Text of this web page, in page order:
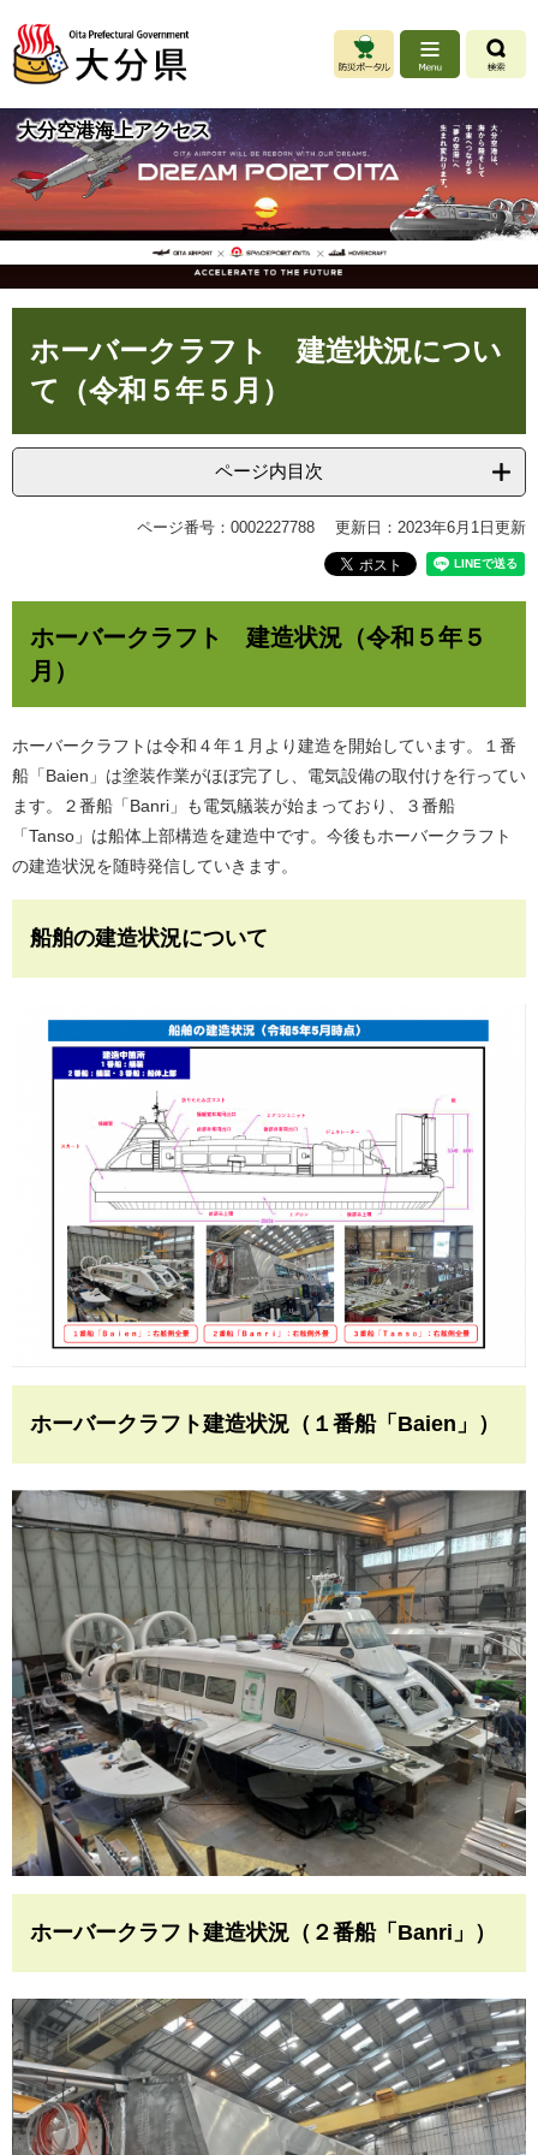
ジ
先
頭
で
す
。
ュ
を
飛
ば
し
て
本
文
へ
大分空港海上アクセス
ホーバークラフト 建造状況につい
て（令和５年５月）
ページ内目次
ページ番号：0002227788 更新日：2023年6月1日更新
ホーバークラフト 建造状況（令和５年５
月）
ホーバークラフトは令和４年１月より建造を開始しています。１番
船「Baien」は塗装作業がほぼ完了し、電気設備の取付けを行ってい
ます。２番船「Banri」も電気艤装が始まっており、３番船
「Tanso」は船体上部構造を建造中です。今後もホーバークラフト
の建造状況を随時発信していきます。
船舶の建造状況について
ホーバークラフト建造状況（１番船「Baien」）
ホーバークラフト建造状況（２番船「Banri」）